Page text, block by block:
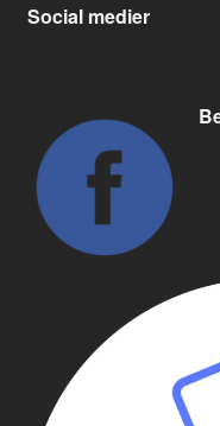
Social medier